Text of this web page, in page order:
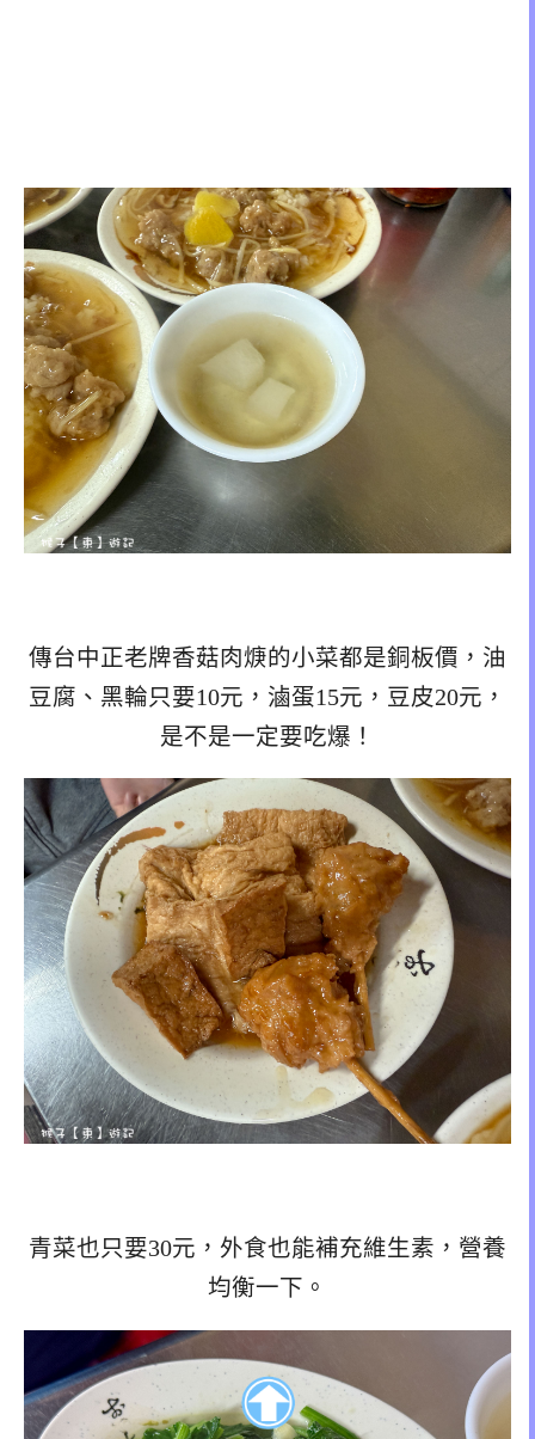
傳台中正老牌香菇肉焿的小菜都是銅板價，油
豆腐、黑輪只要10元，滷蛋15元，豆皮20元，
是不是一定要吃爆！
青菜也只要30元，外食也能補充維生素，營養
均衡一下。